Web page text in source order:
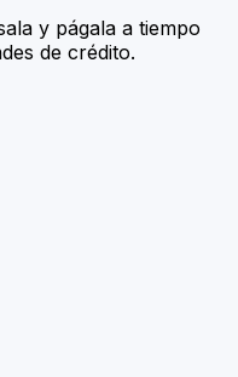
y págala a tiempo
de crédito.